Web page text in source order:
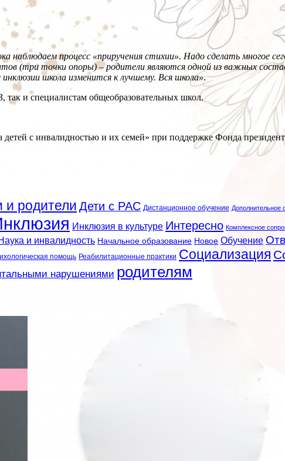
процесс «приручения стихии». Надо сделать многое
(три точки опоры) – родители являются одной из важных
школа изменится к лучшему. Вся школа».
и специалистам общеобразовательных школ.
с инвалидностью и их семей» при поддержке Фонда
и родители Дети с РАС Дистанционное обучение Дополнительное
Инклюзия в культуре Интересно Комплексное
и инвалидность Начальное образование Новое Обучение
помощь Реабилитационные практики Социализация
нарушениями родителям